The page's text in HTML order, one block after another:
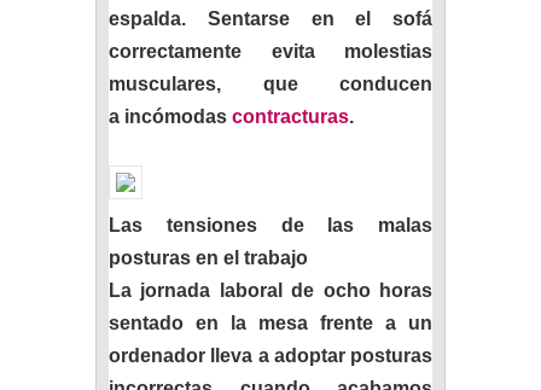
espalda. Sentarse en el sofá
correctamente evita molestias
musculares, que conducen
a incómodas contracturas.
Las tensiones de las malas
posturas en el trabajo
La jornada laboral de ocho horas
sentado en la mesa frente a un
ordenador lleva a adoptar posturas